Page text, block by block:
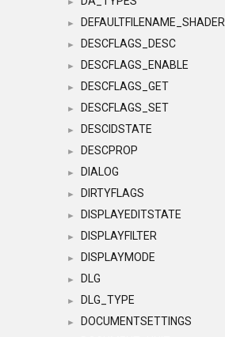
► DEFAULTFILENAME_SHADER
► DESCFLAGS_DESC
► DESCFLAGS_ENABLE
► DESCFLAGS_GET
► DESCFLAGS_SET
► DESCIDSTATE
► DESCPROP
► DIALOG
► DIRTYFLAGS
► DISPLAYEDITSTATE
► DISPLAYFILTER
► DISPLAYMODE
► DLG
► DLG_TYPE
► DOCUMENTSETTINGS